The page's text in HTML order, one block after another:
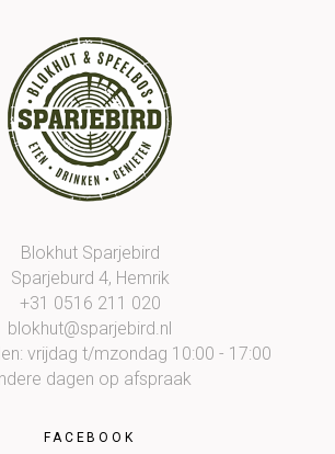
Blokhut Sparjebird
Sparjeburd 4, Hemrik
+31 0516 211 020
blokhut@sparjebird.nl
vrijdag t/mzondag 10:00 - 17:00
dagen op afspraak
FACEBOOK